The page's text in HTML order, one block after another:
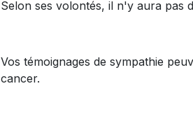
Selon ses volontés, il n'y aura pas
Vos témoignages de sympathie
cancer.